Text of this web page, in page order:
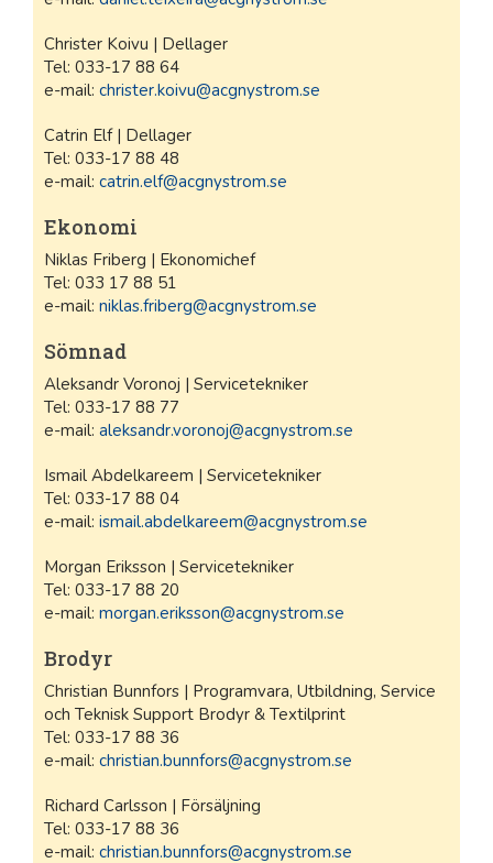
Christer Koivu | Dellager
Tel: 033-17 88 64
e-mail: christer.koivu@acgnystrom.se
Catrin Elf | Dellager
Tel: 033-17 88 48
e-mail: catrin.elf@acgnystrom.se
Ekonomi
Niklas Friberg | Ekonomichef
Tel: 033 17 88 51
e-mail: niklas.friberg@acgnystrom.se
Sömnad
Aleksandr Voronoj | Servicetekniker
Tel: 033-17 88 77
e-mail: aleksandr.voronoj@acgnystrom.se
Ismail Abdelkareem | Servicetekniker
Tel: 033-17 88 04
e-mail: ismail.abdelkareem@acgnystrom.se
Morgan Eriksson | Servicetekniker
Tel: 033-17 88 20
e-mail: morgan.eriksson@acgnystrom.se
Brodyr
Christian Bunnfors | Programvara, Utbildning, Service
och Teknisk Support Brodyr & Textilprint
Tel: 033-17 88 36
e-mail: christian.bunnfors@acgnystrom.se
Richard Carlsson | Försäljning
Tel: 033-17 88 36
e-mail: christian.bunnfors@acgnystrom.se